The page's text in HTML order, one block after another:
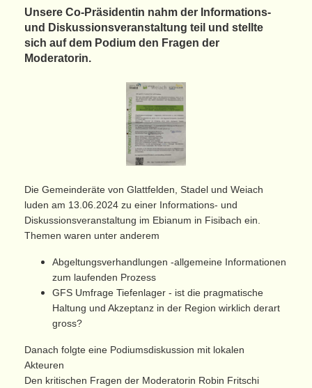
Unsere Co-Präsidentin nahm der Informations-
und Diskussionsveranstaltung teil und stellte
sich auf dem Podium den Fragen der
Moderatorin.
Die Gemeinderäte von Glattfelden, Stadel und Weiach
luden am 13.06.2024 zu einer Informations- und
Diskussionsveranstaltung im Ebianum in Fisibach ein.
Themen waren unter anderem
Abgeltungsverhandlungen -allgemeine Informationen
zum laufenden Prozess
GFS Umfrage Tiefenlager - ist die pragmatische
Haltung und Akzeptanz in der Region wirklich derart
gross?
Danach folgte eine Podiumsdiskussion mit lokalen
Akteuren
Den kritischen Fragen der Moderatorin Robin Fritschi